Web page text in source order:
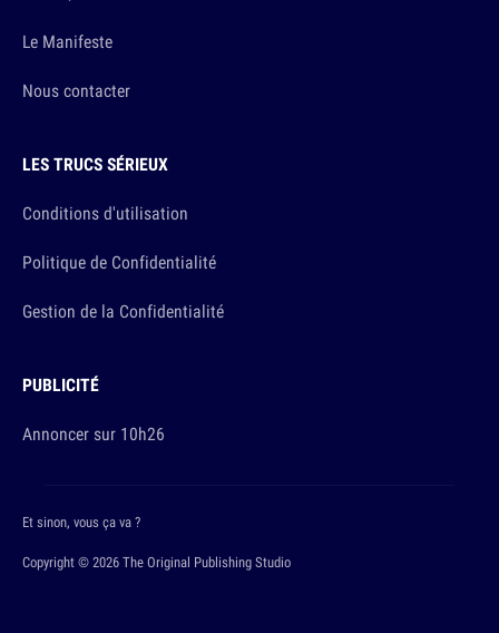
Le Manifeste
Nous contacter
LES TRUCS SÉRIEUX
Conditions d'utilisation
Politique de Confidentialité
Gestion de la Confidentialité
PUBLICITÉ
Annoncer sur 10h26
Copyright © 2026 The Original Publishing Studio
Et sinon, vous ça va ?